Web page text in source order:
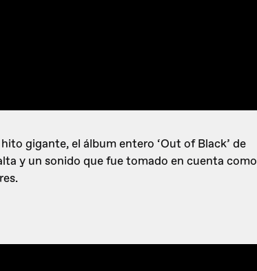
gigante, el álbum entero ‘Out of Black’ de
y un sonido que fue tomado en cuenta como